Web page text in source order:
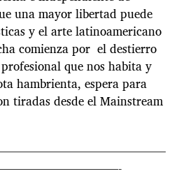
una mayor libertad puede
y el arte latinoamericano
comienza por el destierro
que nos habita y
hambrienta, espera para
tiradas desde el Mainstream